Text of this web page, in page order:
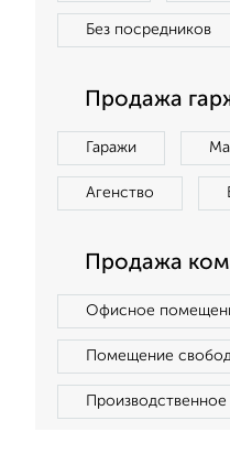
Без посредников
Продажа
Гаражи
Агенство
Продажа
Офисное
Помещение